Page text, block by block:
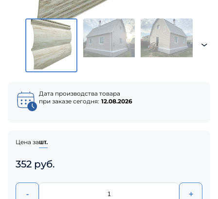
Дата производства товара
при заказе сегодня: 12.08.2026
Цена зашт.
352 руб.
- +